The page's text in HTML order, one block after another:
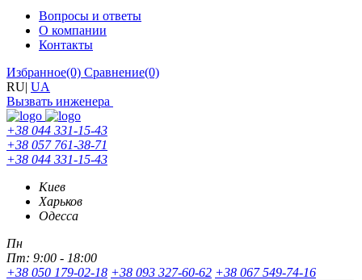
Вопросы и ответы
О компании
Контакты
Избранное(0) Сравнение(0)
RU| UA
Вызвать инженера
+38 044 331-15-43
+38 057 761-38-71
+38 044 331-15-43
Киев
Харьков
Одесса
Пн
Пт: 9:00 - 18:00
+38 050 179-02-18 +38 093 327-60-62 +38 067 549-74-16